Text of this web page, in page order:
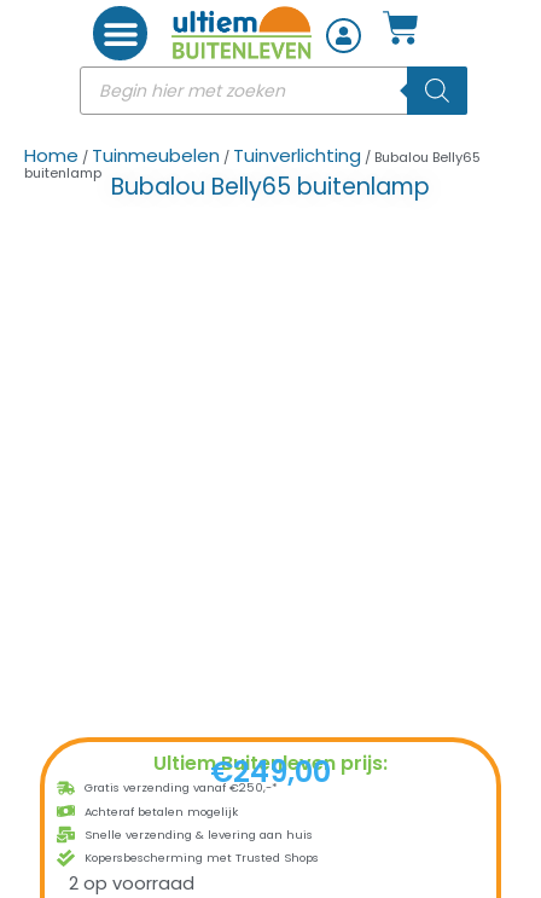
Home / Tuinmeubelen / Tuinverlichting / Bubalou Belly65
buitenlamp Bubalou Belly65 buitenlamp
Ultiem Buitenleven prijs:
€249,00
Gratis verzending vanaf €250,-*
Achteraf betalen mogelijk
Snelle verzending & levering aan huis
Kopersbescherming met Trusted Shops
2 op voorraad